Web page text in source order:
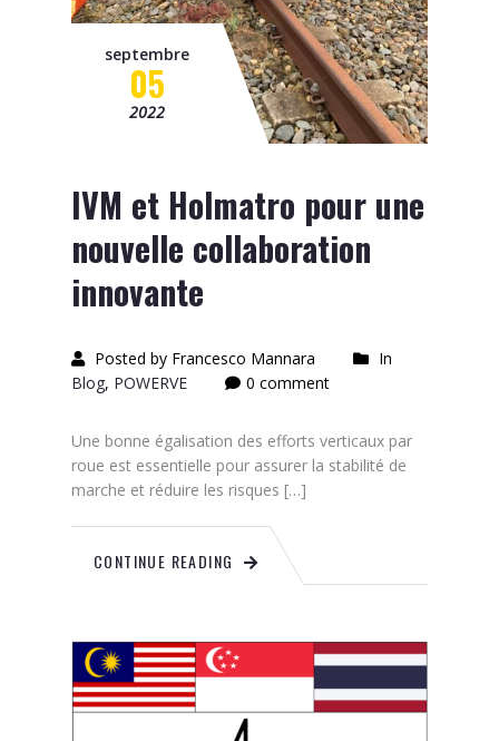
septembre
05
2022
IVM et Holmatro pour une
nouvelle collaboration
innovante
Posted by Francesco Mannara
In
Blog, POWERVE 0 comment
Une bonne égalisation des efforts verticaux par
roue est essentielle pour assurer la stabilité de
marche et réduire les risques […]
CONTINUE READING